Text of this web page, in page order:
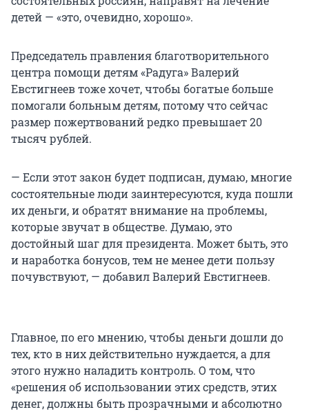
детей — «это, очевидно, хорошо».
Председатель правления благотворительного
центра помощи детям «Радуга» Валерий
Евстигнеев тоже хочет, чтобы богатые больше
помогали больным детям, потому что сейчас
размер пожертвований редко превышает 20
тысяч рублей.
— Если этот закон будет подписан, думаю, многие
состоятельные люди заинтересуются, куда пошли
их деньги, и обратят внимание на проблемы,
которые звучат в обществе. Думаю, это
достойный шаг для президента. Может быть, это
и наработка бонусов, тем не менее дети пользу
почувствуют, — добавил Валерий Евстигнеев.
Главное, по его мнению, чтобы деньги дошли до
тех, кто в них действительно нуждается, а для
этого нужно наладить контроль. О том, что
«решения об использовании этих средств, этих
денег, должны быть прозрачными и абсолютно